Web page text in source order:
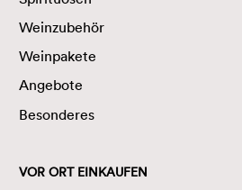
Weinzubehör
Weinpakete
Angebote
Besonderes
VOR ORT EINKAUFEN